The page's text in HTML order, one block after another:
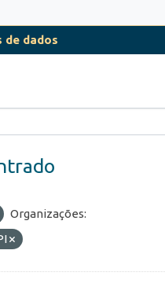
de dados
Organizações: